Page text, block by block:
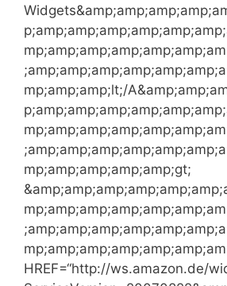
mp;amp;amp;lt;/
mp;amp;amp;amp;amp;gt;
HREF=“http://ws.amazon.de/